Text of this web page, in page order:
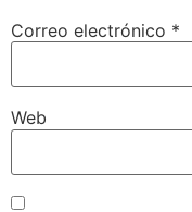
Correo electrónico *
Web